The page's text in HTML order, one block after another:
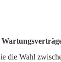
die Wahl